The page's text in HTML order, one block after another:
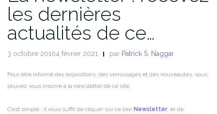
les dernières
actualités de ce…
3 octobre 20104 février 2021 par Patrick S. Naggar
Pour être informé des expositions, des vernissages et des nouveautés, vous
pouvez vous inscrire à la newsletter de ce site.
C’est simple : il vous suffit de cliquer sur ce lien Newsletter, et de